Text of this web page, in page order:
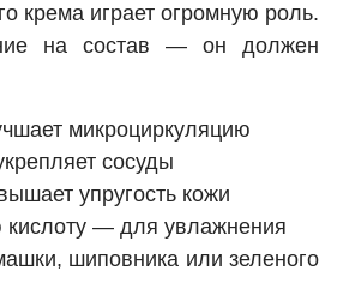
крема играет огромную роль.
на состав — он должен
микроциркуляцию
сосуды
упругость кожи
кислоту — для увлажнения
шиповника или зеленого